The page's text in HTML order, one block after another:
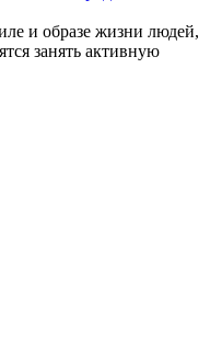
и образе жизни людей,
занять активную